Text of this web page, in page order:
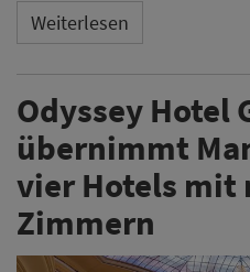
Weiterlesen
Odyssey Hotel
übernimmt
vier Hotels mit
Zimmern